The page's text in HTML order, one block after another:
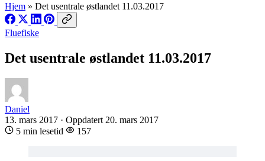
Hjem » Det usentrale østlandet 11.03.2017
Fluefiske
Det usentrale østlandet 11.03.2017
Daniel
13. mars 2017 · Oppdatert 20. mars 2017
5 min lesetid
157